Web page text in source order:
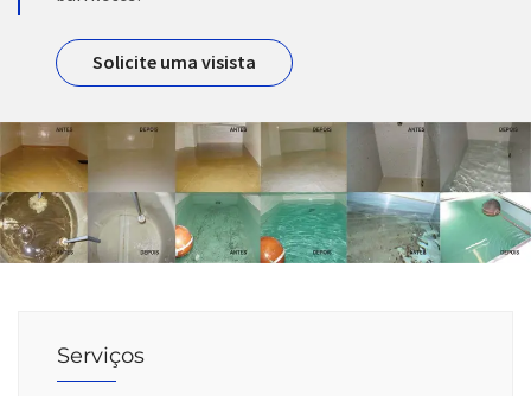
Solicite uma visista
Serviços